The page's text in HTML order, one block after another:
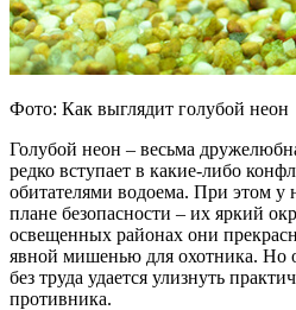
Фото: Как выглядит голубой неон
Голубой неон – весьма
редко вступает в какие-либо
обитателями водоема. При этом у
плане безопасности – их яркий
освещенных районах они
явной мишенью для охотника. Но
без труда удается улизнуть
противника.